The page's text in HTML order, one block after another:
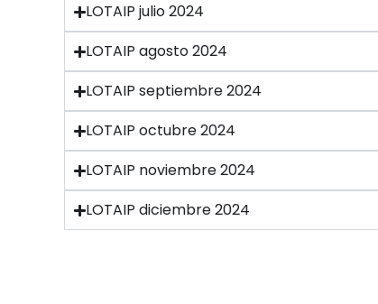
LOTAIP julio 2024
LOTAIP agosto 2024
LOTAIP septiembre 2024
LOTAIP octubre 2024
LOTAIP noviembre 2024
LOTAIP diciembre 2024